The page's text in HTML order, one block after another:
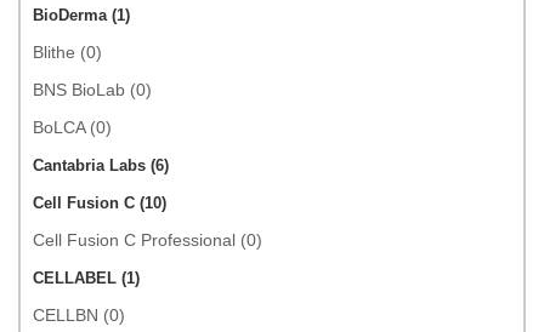
BioDerma (1)
Blithe (0)
BNS BioLab (0)
BoLCA (0)
Cantabria Labs (6)
Cell Fusion C (10)
Cell Fusion C Professional (0)
CELLABEL (1)
CELLBN (0)